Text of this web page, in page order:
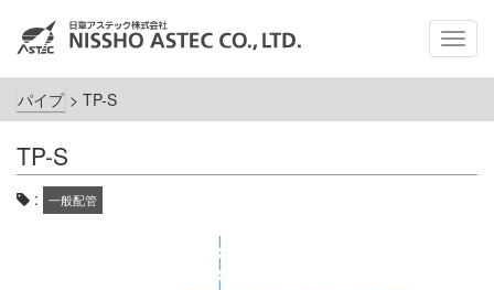
メ
ニ
パイプ > TP-S
TP-S
: 一般配管